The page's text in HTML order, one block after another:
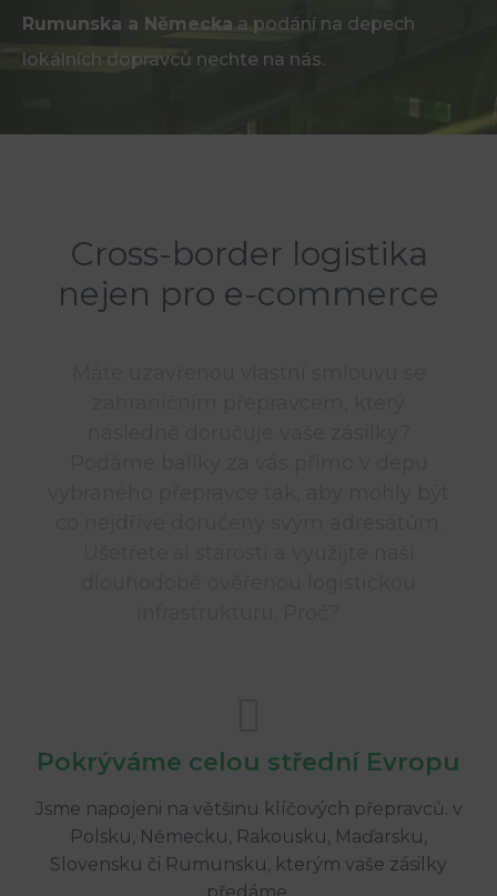
Rumunska a Německa a podání na depech
lokálních dopravců nechte na nás.
Cross-border logistika
nejen pro e-commerce
Pokrýváme celou střední Evropu
Jsme napojeni na většinu klíčových přepravců. v
Polsku, Německu, Rakousku, Maďarsku,
Slovensku či Rumunsku, kterým vaše zásilky
předáme.